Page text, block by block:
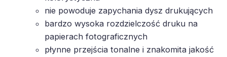
nie powoduje zapychania dysz drukujących
bardzo wysoka rozdzielczość druku na
papierach fotograficznych
płynne przejścia tonalne i znakomita jakość